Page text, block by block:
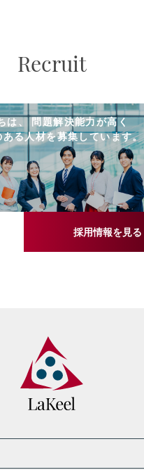
Recruit
は、 問題解決能力が高く
ある人材を募集しています。
採用情報を見る